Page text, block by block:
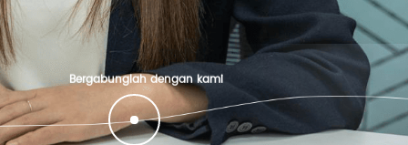
Bergabunglah dengan kami